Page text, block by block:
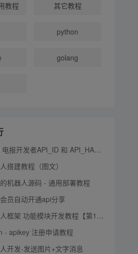
教程 其它教程
python
golang
开发者API_ID 和 API_HASH 申请教程
搭建教程（图文）
机器人源码 - 通用部署教程
员自动开通api分享
框架 功能模块开发教程【第1章】
- apikey 注册申请教程
开发-发送图片+文字消息